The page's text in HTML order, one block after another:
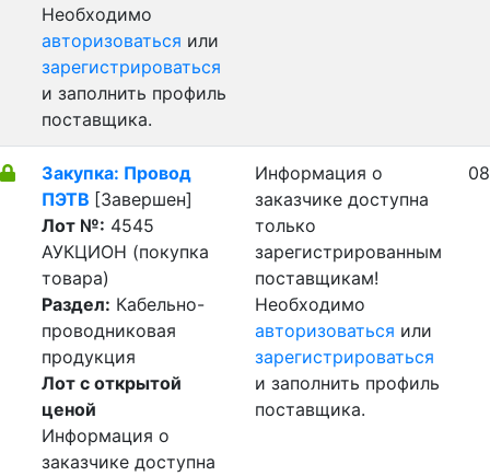
Необходимо
авторизоваться или
зарегистрироваться
и заполнить профиль
поставщика.
Закупка: Провод
ПЭТВ [Завершен]
Лот №: 4545
АУКЦИОН (покупка
товара)
Раздел: Кабельно-
проводниковая
продукция
Лот с открытой
ценой
Информация о
заказчике доступна
Информация о
заказчике доступна
только
зарегистрированным
поставщикам!
Необходимо
авторизоваться или
зарегистрироваться
и заполнить профиль
поставщика.